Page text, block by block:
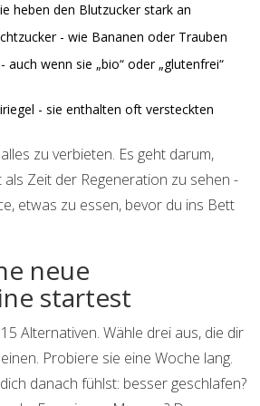
heben den Blutzucker stark an
- wie Bananen oder Trauben
auch wenn sie „bio“ oder „glutenfrei“
- sie enthalten oft versteckten
zu verbieten. Es geht darum,
Zeit der Regeneration zu sehen -
etwas zu essen, bevor du ins Bett
neue
startest
Alternativen. Wähle drei aus, die dir
Probiere sie eine Woche lang.
danach fühlst: besser geschlafen?